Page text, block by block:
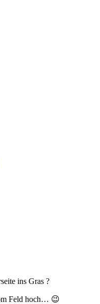
ins Gras ?
Feld hoch… 😉